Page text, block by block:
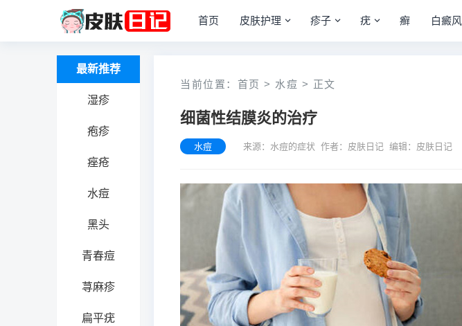
首页 皮肤护理 疹子 疣 癣 白癜风
最新推荐
湿疹
疱疹
痤疮
水痘
黑头
青春痘
荨麻疹
扁平疣
当前位置： 首页 > 水痘 > 正文
细菌性结膜炎的治疗
水痘 来源：水痘的症状 作者：皮肤日记 编辑：皮肤日记